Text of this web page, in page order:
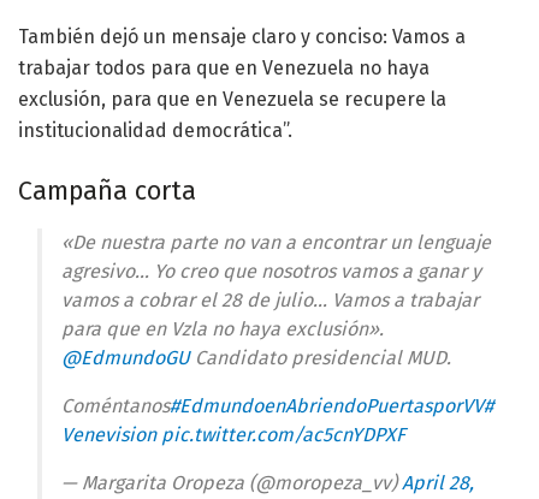
También dejó un mensaje claro y conciso: Vamos a
trabajar todos para que en Venezuela no haya
exclusión, para que en Venezuela se recupere la
institucionalidad democrática”.
Campaña corta
«De nuestra parte no van a encontrar un lenguaje
agresivo… Yo creo que nosotros vamos a ganar y
vamos a cobrar el 28 de julio… Vamos a trabajar
para que en Vzla no haya exclusión».
@EdmundoGUCandidato presidencial MUD.
Coméntanos#EdmundoenAbriendoPuertasporVV#
Venevision pic.twitter.com/ac5cnYDPXF
— Margarita Oropeza (@moropeza_vv)April 28,